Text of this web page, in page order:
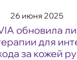
26 июня 2025
обновила
для
за кожей